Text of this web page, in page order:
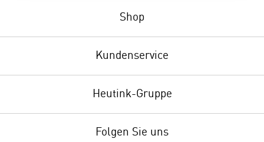
Shop
Kundenservice
Heutink-Gruppe
Folgen Sie uns